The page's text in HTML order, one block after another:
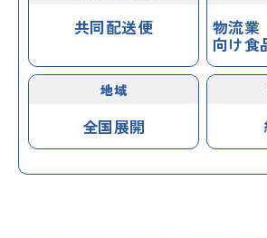
共同配送便 物流業
向け食
地域
全国展開